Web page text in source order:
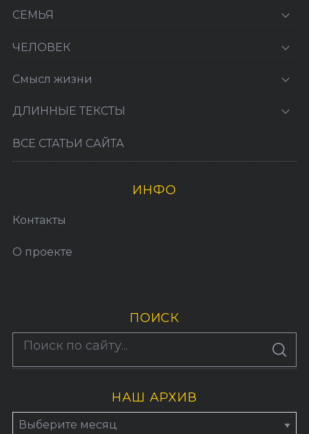
СЕМЬЯ
ЧЕЛОВЕК
Смысл жизни
ДЛИННЫЕ ТЕКСТЫ
ВСЕ СТАТЬИ САЙТА
ИНФО
Контакты
О проекте
ПОИСК
S
A
По авторам
НАШ АРХИВ